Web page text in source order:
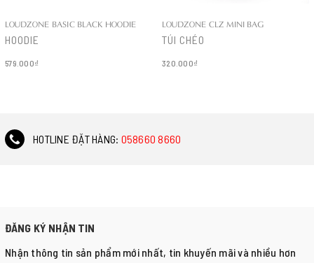
LOUDZONE BASIC BLACK HOODIE
HOODIE
579.000₫
LOUDZONE CLZ MINI BAG
TÚI CHÉO
320.000₫
HOTLINE ĐẶT HÀNG: 058660 8660
ĐĂNG KÝ NHẬN TIN
Nhận thông tin sản phẩm mới nhất, tin khuyến mãi và nhiều hơn